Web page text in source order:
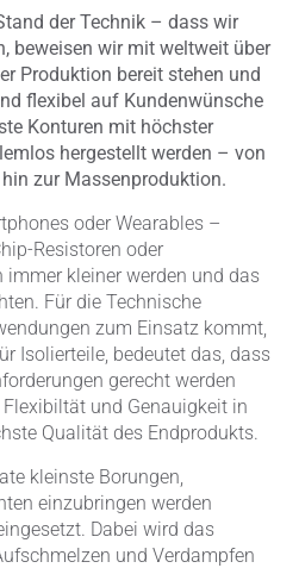
der Technik – dass wir
beweisen wir mit weltweit über
Produktion bereit stehen und
flexibel auf Kundenwünsche
Konturen mit höchster
hergestellt werden – von
zur Massenproduktion.
oder Wearables –
Resistoren oder
kleiner werden und das
Für die Technische
zum Einsatz kommt,
Isolierteile, bedeutet das, dass
gerecht werden
und Genauigkeit in
Qualität des Endprodukts.
kleinste Borungen,
einzubringen werden
Dabei wird das
und Verdampfen